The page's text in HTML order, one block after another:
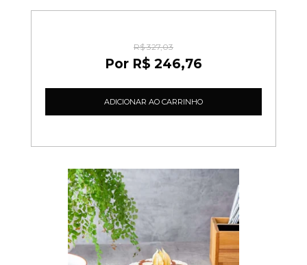
R$ 327,03
R$ 246,76
ADICIONAR AO CARRINHO